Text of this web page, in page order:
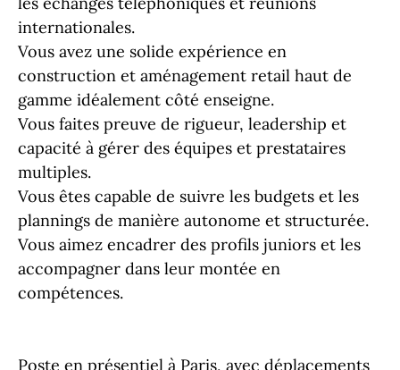
internationales.
Vous avez une solide expérience en
construction et aménagement retail haut de
gamme idéalement côté enseigne.
Vous faites preuve de rigueur, leadership et
capacité à gérer des équipes et prestataires
multiples.
Vous êtes capable de suivre les budgets et les
plannings de manière autonome et structurée.
Vous aimez encadrer des profils juniors et les
accompagner dans leur montée en
compétences.
Poste en présentiel à Paris, avec déplacements